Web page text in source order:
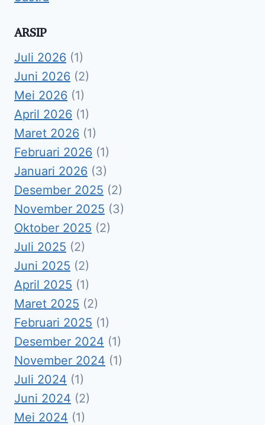
ARSIP
Juli 2026 (1)
Juni 2026 (2)
Mei 2026 (1)
April 2026 (1)
Maret 2026 (1)
Februari 2026 (1)
Januari 2026 (3)
Desember 2025 (2)
November 2025 (3)
Oktober 2025 (2)
Juli 2025 (2)
Juni 2025 (2)
April 2025 (1)
Maret 2025 (2)
Februari 2025 (1)
Desember 2024 (1)
November 2024 (1)
Juli 2024 (1)
Juni 2024 (2)
Mei 2024 (1)